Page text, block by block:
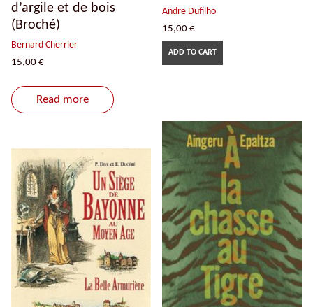
d’argile et de bois
(Broché)
Bernard Cherrier
15,00 €
Read more
Andre Dufilho
15,00€
ADD TO CART